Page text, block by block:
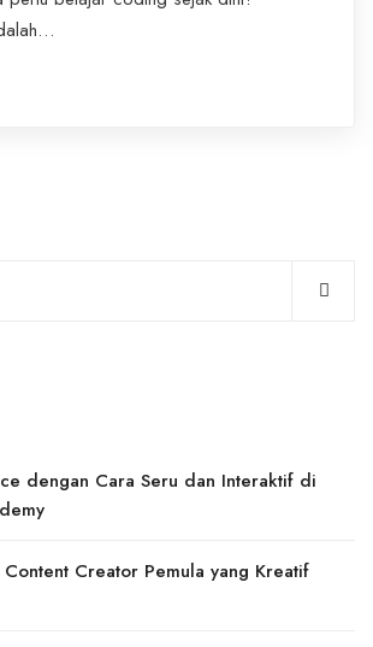
dengan Cara Seru dan Interaktif di
Creator Pemula yang Kreatif